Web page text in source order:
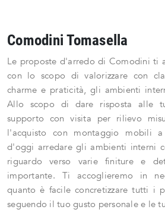
Comodini Tomasella
Le proposte d'arredo di Comodini ti
con lo scopo di valorizzare con
charme e praticità, gli ambienti
Allo scopo di dare risposta alle
supporto con visita per rilievo
l'acquisto con montaggio mobili
d'oggi arredare gli ambienti interni
riguardo verso varie finiture e
importante. Ti accoglieremo in
quanto è facile concretizzare tutti i
seguendo il tuo gusto personale e le